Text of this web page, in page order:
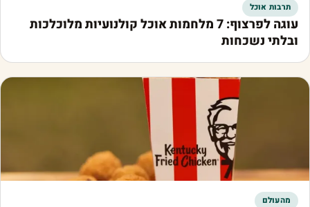
תרבות אוכל
עוגה לפרצוף: 7 מלחמות אוכל קולנועיות מלוכלכות
ובלתי נשכחות
מהעולם